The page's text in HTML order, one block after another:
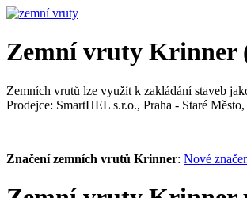
Zemní vruty Krinner
Zemních vrutů lze využít k zakládání staveb
Prodejce: SmartHEL s.r.o., Praha - Staré
Značení zemních vrutů Krinner: Nové